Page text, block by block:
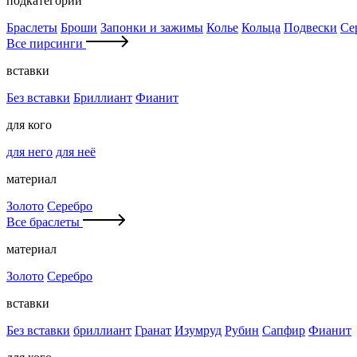
Браслеты Броши Запонки и зажимы Колье Кольца Подвески
Все пирсинги
вставки
Без вставки Бриллиант Фианит
для кого
для него для неё
материал
Золото Серебро
Все браслеты
материал
Золото Серебро
вставки
Без вставки бриллиант Гранат Изумруд Рубин Сапфир Фианит